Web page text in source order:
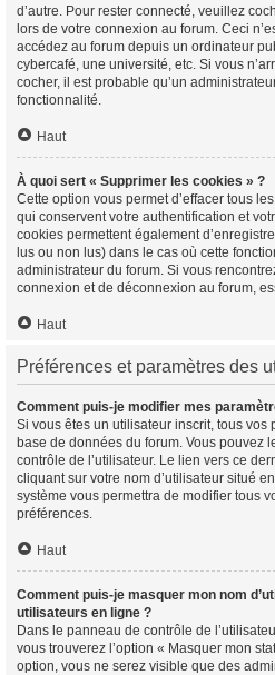
d’autre. Pour rester connecté, veuillez
lors de votre connexion au forum. Ceci
accédez au forum depuis un ordinateur
cybercafé, une université, etc. Si vous
cocher, il est probable qu’un
fonctionnalité.
Haut
À quoi sert « Supprimer les cookies » ?
Cette option vous permet d’effacer tous
qui conservent votre authentification et
cookies permettent également
lus ou non lus) dans le cas où cette
administrateur du forum. Si vous
connexion et de déconnexion au forum,
Haut
Préférences et paramètres des
Comment puis-je modifier mes
Si vous êtes un utilisateur inscrit, tous vos
base de données du forum. Vous pouvez
contrôle de l’utilisateur. Le lien vers ce
cliquant sur votre nom d’utilisateur situé
système vous permettra de modifier tous
préférences.
Haut
Comment puis-je masquer mon nom
utilisateurs en ligne ?
Dans le panneau de contrôle de
vous trouverez l’option « Masquer mon
option, vous ne serez visible que des